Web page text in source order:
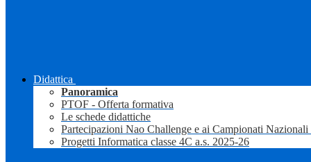
Didattica
Panoramica
PTOF - Offerta formativa
Le schede didattiche
Partecipazioni Nao Challenge e ai Campionati
Progetti Informatica classe 4C a.s. 2025-26